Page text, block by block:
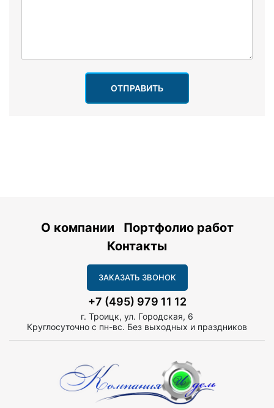
ОТПРАВИТЬ
О компании
Портфолио работ
Контакты
ЗАКАЗАТЬ ЗВОНОК
+7 (495) 979 11 12
г. Троицк, ул. Городская, 6
Круглосуточно с пн-вс. Без выходных и праздников